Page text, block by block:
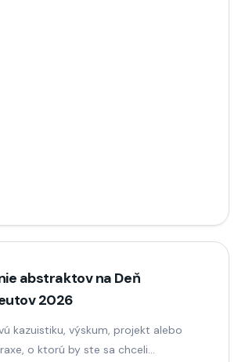
abstraktov na Deň
2026
kazuistiku, výskum, projekt alebo
o ktorú by ste sa chceli...